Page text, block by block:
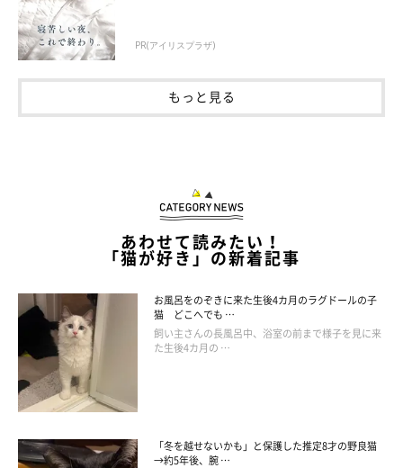
パッチリな目のマサムネくん。
@masamuneko51
そんなマサムネくんの成長について、飼い主さんはこんなふうに
話しています。
飼い主さん：
PR(アイリスプラザ)
もっと見る
あわせて読みたい！
「猫が好き」の新着記事
お風呂をのぞきに来た生後4カ月のラグドールの子
猫 どこへでも …
飼い主さんの長風呂中、浴室の前まで様子を見に来
た生後4カ月の …
「冬を越せないかも」と保護した推定8才の野良猫
→約5年後、腕 …